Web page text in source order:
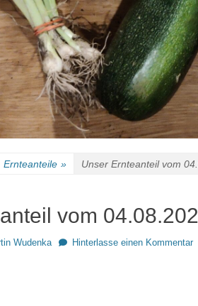
Ernteanteile » Unser Ernteanteil vom
vom
Wudenka Hinterlasse einen Kommentar